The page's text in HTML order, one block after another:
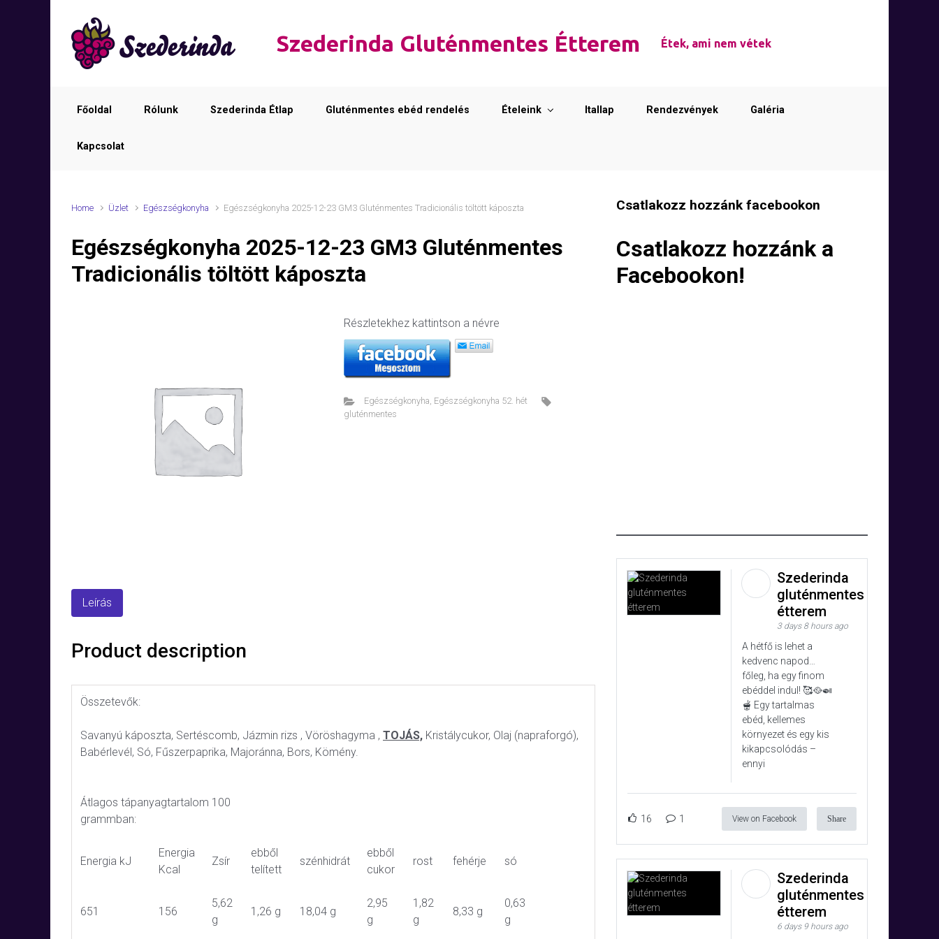
Szederinda Gluténmentes Étterem Étek, ami nem vétek
Főoldal Rólunk Szederinda Étlap Gluténmentes ebéd rendelés Ételeink Itallap Rendezvények Galéria
Kapcsolat
Home Üzlet Egészségkonyha Egészségkonyha 2025-12-23 GM3 Gluténmentes Tradicionális töltött káposzta
Egészségkonyha 2025-12-23 GM3 Gluténmentes
Tradicionális töltött káposzta
Részletekhez kattintson a névre
Egészségkonyha, Egészségkonyha 52. hét
gluténmentes
Leírás
Product description
Összetevők:
Savanyú káposzta, Sertéscomb, Jázmin rizs , Vöröshagyma , TOJÁS, Kristálycukor, Olaj (napraforgó),
Babérlevél, Só, Fűszerpaprika, Majoránna, Bors, Kömény.
Átlagos tápanyagtartalom 100
grammban:
Energia kJ
Energia
Kcal
Zsír
ebből
telített
szénhidrát
ebből
cukor
rost fehérje só
651 156
5,62
g
1,26 g 18,04 g
2,95
g
1,82
g
8,33 g
0,63
g
Csatlakozz hozzánk facebookon
Csatlakozz hozzánk a
Facebookon!
Szederinda
gluténmentes
étterem
3 days 8 hours ago
A hétfő is lehet a
kedvenc napod…
főleg, ha egy finom
ebéddel indul! 🥰🥘🍛
🫕 Egy tartalmas
ebéd, kellemes
környezet és egy kis
kikapcsolódás –
ennyi
16 1 View on Facebook Share
Szederinda
gluténmentes
étterem
6 days 9 hours ago